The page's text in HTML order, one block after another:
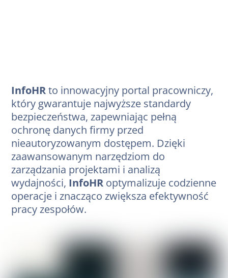
InfoHRto innowacyjny portal pracowniczy,
który gwarantuje najwyższe standardy
bezpieczeństwa, zapewniając pełną
ochronę danych firmy przed
nieautoryzowanym dostępem. Dzięki
zaawansowanym narzędziom do
zarządzania projektami i analizą
wydajności, InfoHR optymalizuje codzienne
operacje i znacząco zwiększa efektywność
pracy zespołów.